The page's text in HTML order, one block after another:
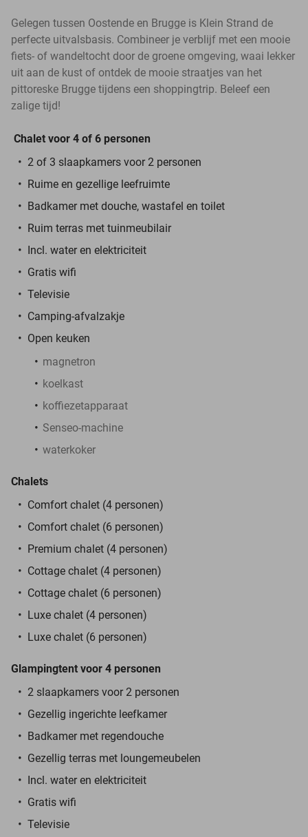
Gelegen tussen Oostende en Brugge is Klein Strand de
perfecte uitvalsbasis. Combineer je verblijf met een mooie
fiets- of wandeltocht door de groene omgeving, waai lekker
uit aan de kust of ontdek de mooie straatjes van het
pittoreske Brugge tijdens een shoppingtrip. Beleef een
zalige tijd!
Chalet voor 4 of 6 personen
2 of 3 slaapkamers voor 2 personen
Ruime en gezellige leefruimte
Badkamer met douche, wastafel en toilet
Ruim terras met tuinmeubilair
Incl. water en elektriciteit
Gratis wifi
Televisie
Camping-afvalzakje
Open keuken
magnetron
koelkast
koffiezetapparaat
Senseo-machine
waterkoker
Chalets
Comfort chalet (4 personen)
Comfort chalet (6 personen)
Premium chalet (4 personen)
Cottage chalet (4 personen)
Cottage chalet (6 personen)
Luxe chalet (4 personen)
Luxe chalet (6 personen)
Glampingtent voor 4 personen
2 slaapkamers voor 2 personen
Gezellig ingerichte leefkamer
Badkamer met regendouche
Gezellig terras met loungemeubelen
Incl. water en elektriciteit
Gratis wifi
Televisie